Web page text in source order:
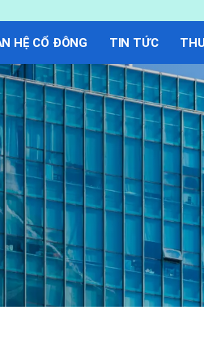
HỆ CỔ ĐÔNG TIN TỨC